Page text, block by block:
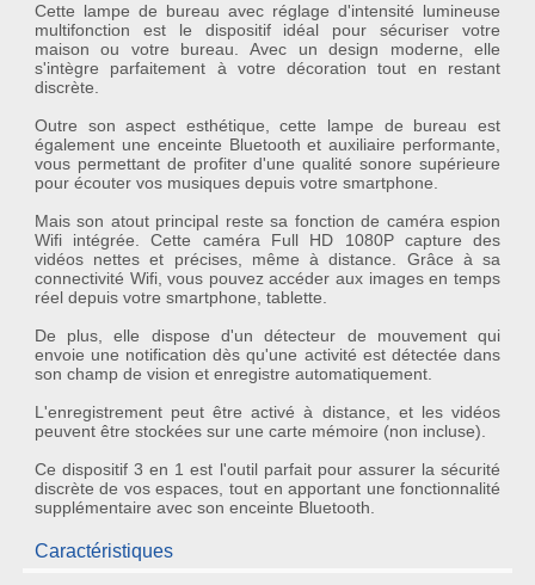
Cette lampe de bureau avec réglage d'intensité lumineuse
multifonction est le dispositif idéal pour sécuriser votre
maison ou votre bureau. Avec un design moderne, elle
s'intègre parfaitement à votre décoration tout en restant
discrète.
Outre son aspect esthétique, cette lampe de bureau est
également une enceinte Bluetooth etauxiliaire performante,
vous permettant de profiter d'une qualité sonore supérieure
pour écouter vos musiques depuis votre smartphone.
Mais son atout principal reste sa fonction de caméra espion
Wifiintégrée. Cette caméra Full HD 1080P capture des
vidéos nettes et précises, même à distance. Grâce à sa
connectivité Wifi, vous pouvez accéder aux images en temps
réel depuis votre smartphone, tablette.
De plus, elle dispose d'un détecteur de mouvement qui
envoie une notification dès qu'une activité est détectée dans
son champ de vision et enregistre automatiquement.
L'enregistrement peut être activé à distance, et les vidéos
peuvent être stockées sur une carte mémoire (non incluse).
Ce dispositif 3 en 1 est l'outil parfait pour assurer la sécurité
discrète de vos espaces, tout en apportant une fonctionnalité
supplémentaire avec son enceinte Bluetooth.
Caractéristiques